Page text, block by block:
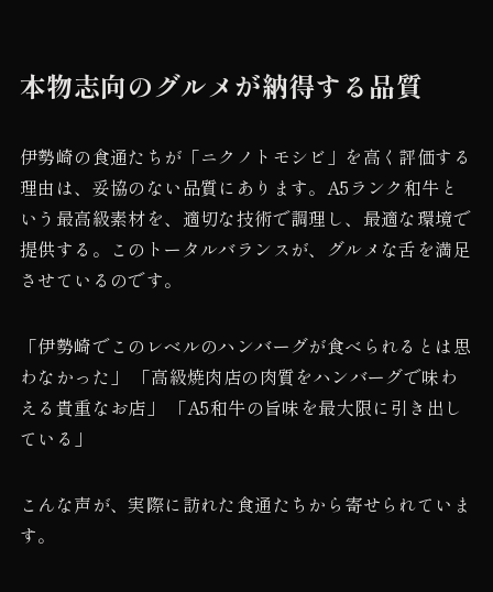
本物志向のグルメが納得する品質
伊勢崎の食通たちが「ニクノトモシビ」を高く評価する
理由は、妥協のない品質にあります。A5ランク和牛と
いう最高級素材を、適切な技術で調理し、最適な環境で
提供する。このトータルバランスが、グルメな舌を満足
させているのです。
「伊勢崎でこのレベルのハンバーグが食べられるとは思
わなかった」 「高級焼肉店の肉質をハンバーグで味わ
える貴重なお店」 「A5和牛の旨味を最大限に引き出し
ている」
こんな声が、実際に訪れた食通たちから寄せられていま
す。